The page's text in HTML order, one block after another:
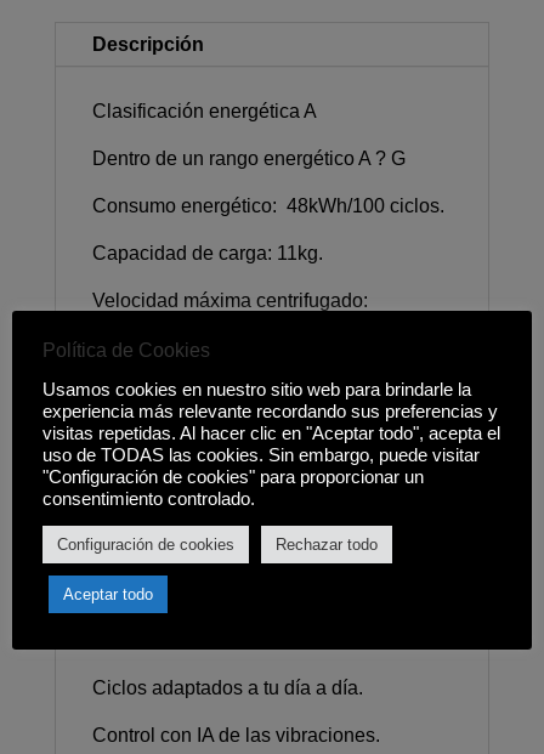
Descripción
Clasificación energética A
Dentro de un rango energético A ? G
Consumo energético: 48kWh/100 ciclos.
Capacidad de carga: 11kg.
Velocidad máxima centrifugado:
16 Programas.
Opciones inicio diferido hasta 24h.
Opción de aclarado adicional.
Proactive wash: Adiós a las manchas
Ciclos adaptados a tu día a día.
Control con IA de las vibraciones.
Política de Cookies
Usamos cookies en nuestro sitio web para brindarle la
experiencia más relevante recordando sus preferencias y
visitas repetidas. Al hacer clic en "Aceptar todo", acepta el
uso de TODAS las cookies. Sin embargo, puede visitar
"Configuración de cookies" para proporcionar un
consentimiento controlado.
Configuración de cookies Rechazar todo
Aceptar todo